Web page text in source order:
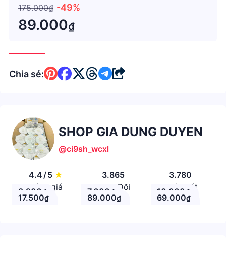
đạt khả năng chống bụi mịn tốt - Dễ dàng sử dụng,
gấp gọn khi cần bảo vệ mặt
175.000₫ -49%
89.000₫
Chia sẻ:
SHOP GIA DUNG DUYEN
@ci9sh_wcxl
4.4/5 ★
Đánh giá
3.865
Theo Dõi
3.780
Nhận xét
9.900 ₫ 7.000 ₫ 16.000 ₫
17.500₫ 89.000₫ 69.000₫